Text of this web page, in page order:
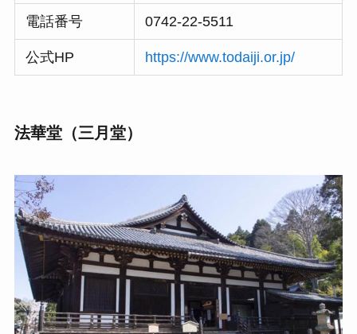
電話番号 0742-22-5511
公式HP https://www.todaiji.or.jp/
法華堂（三月堂）